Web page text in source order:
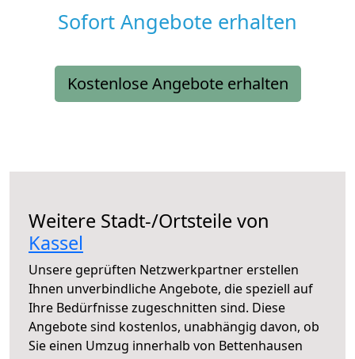
Sofort Angebote erhalten
Kostenlose Angebote erhalten
Weitere Stadt-/Ortsteile von
Kassel
Unsere geprüften Netzwerkpartner erstellen
Ihnen unverbindliche Angebote, die speziell auf
Ihre Bedürfnisse zugeschnitten sind. Diese
Angebote sind kostenlos, unabhängig davon, ob
Sie einen Umzug innerhalb von Bettenhausen